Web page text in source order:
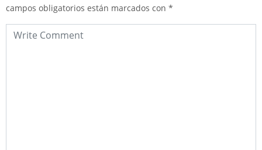
campos obligatorios están marcados con *